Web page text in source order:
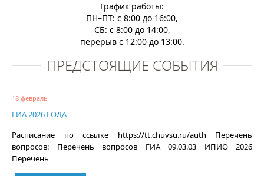
График работы:
ПН–ПТ: с 8:00 до 16:00,
СБ: с 8:00 до 14:00,
перерыв с 12:00 до 13:00.
ПРЕДСТОЯЩИЕ СОБЫТИЯ
18 февраль
ГИА 2026 ГОДА
Расписание по ссылке https://tt.chuvsu.ru/auth Перечень
вопросов: Перечень вопросов ГИА 09.03.03 ИПИО 2026
Перечень